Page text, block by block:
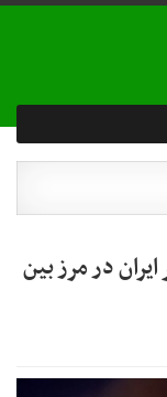
در مرز بین